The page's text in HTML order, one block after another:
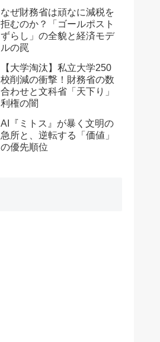
なぜ財務省は頑なに減税を
拒むのか？「ゴールポスト
ずらし」の全貌と経済モデ
ルの罠
【大学淘汰】私立大学250
校削減の衝撃！財務省の数
合わせと文科省「天下り」
利権の闇
AI『ミトス』が暴く文明の
急所と、逆転する「価値」
の優先順位